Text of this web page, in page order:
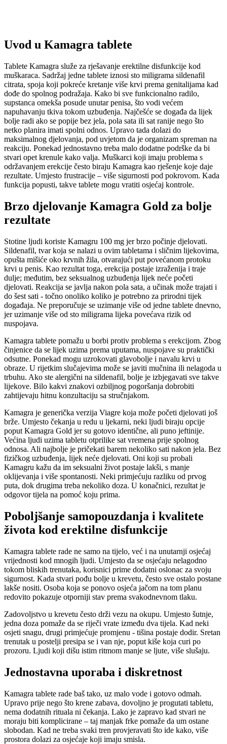
Uvod u Kamagra tablete
Tablete Kamagra služe za rješavanje erektilne disfunkcije kod
muškaraca. Sadržaj jedne tablete iznosi sto miligrama sildenafil
citrata, spoja koji pokreće kretanje više krvi prema genitalijama kad
dođe do spolnog podražaja. Kako bi sve funkcionalno radilo,
supstanca omekša posude unutar penisa, što vodi većem
napuhavanju tkiva tokom uzbuđenja. Najčešće se događa da lijek
bolje radi ako se popije bez jela, pola sata ili sat ranije nego što
netko planira imati spolni odnos. Upravo tada dolazi do
maksimalnog djelovanja, pod uvjetom da je organizam spreman na
reakciju. Ponekad jednostavno treba malo dodatne podrške da bi
stvari opet krenule kako valja. Muškarci koji imaju problema s
održavanjem erekcije često biraju Kamagra kao rješenje koje daje
rezultate. Umjesto frustracije – više sigurnosti pod pokrovom. Kada
funkcija popusti, takve tablete mogu vratiti osjećaj kontrole.
Brzo djelovanje Kamagra Gold za bolje
rezultate
Stotine ljudi koriste Kamagru 100 mg jer brzo počinje djelovati.
Sildenafil, tvar koja se nalazi u ovim tabletama i sličnim lijekovima,
opušta mišiće oko krvnih žila, otvarajući put povećanom protoku
krvi u penis. Kao rezultat toga, erekcija postaje izraženija i traje
dulje; međutim, bez seksualnog uzbuđenja lijek neće početi
djelovati. Reakcija se javlja nakon pola sata, a učinak može trajati i
do šest sati - točno onoliko koliko je potrebno za prirodni tijek
događaja. Ne preporučuje se uzimanje više od jedne tablete dnevno,
jer uzimanje više od sto miligrama lijeka povećava rizik od
nuspojava.
Kamagra tablete pomažu u borbi protiv problema s erekcijom. Zbog
činjenice da se lijek uzima prema uputama, nuspojave su praktički
odsutne. Ponekad mogu uzrokovati glavobolje i navalu krvi u
obraze. U rijetkim slučajevima može se javiti mučnina ili nelagoda u
trbuhu. Ako ste alergični na sildenafil, bolje je izbjegavati sve takve
lijekove. Bilo kakvi znakovi ozbiljnog pogoršanja dobrobiti
zahtijevaju hitnu konzultaciju sa stručnjakom.
Kamagra je generička verzija Viagre koja može početi djelovati još
brže. Umjesto čekanja u redu u ljekarni, neki ljudi biraju opcije
poput Kamagra Gold jer su gotovo identične, ali puno jeftinije.
Većina ljudi uzima tabletu otprilike sat vremena prije spolnog
odnosa. Ali najbolje je pričekati barem nekoliko sati nakon jela. Bez
fizičkog uzbuđenja, lijek neće djelovati. Oni koji su probali
Kamagru kažu da im seksualni život postaje lakši, s manje
oklijevanja i više spontanosti. Neki primjećuju razliku od prvog
puta, dok drugima treba nekoliko doza. U konačnici, rezultat je
odgovor tijela na pomoć koju prima.
Poboljšanje samopouzdanja i kvalitete
života kod erektilne disfunkcije
Kamagra tablete rade ne samo na tijelo, već i na unutarnji osjećaj
vrijednosti kod mnogih ljudi. Umjesto da se osjećaju nelagodno
tokom bliskih trenutaka, korisnici prime dodatni oslonac za svoju
sigurnost. Kada stvari pođu bolje u krevetu, često sve ostalo postane
lakše nositi. Osoba koja se ponovo osjeća jačom na tom planu
redovito pokazuje otporniji stav prema svakodnevnom tlaku.
Zadovoljstvo u krevetu često drži vezu na okupu. Umjesto šutnje,
jedna doza pomaže da se riječi vrate između dva tijela. Kad neki
osjeti snagu, drugi primjećuje promjenu - tišina postaje dodir. Sretan
trenutak u postelji presipa se i van nje, poput kiše koja curi po
prozoru. Ljudi koji dišu istim ritmom manje se ljute, više slušaju.
Jednostavna uporaba i diskretnost
Kamagra tablete rade baš tako, uz malo vode i gotovo odmah.
Upravo prije nego što krene zabava, dovoljno je progutati tabletu,
nema dodatnih rituala ni čekanja. Lako je zapravo kad stvari ne
moraju biti komplicirane – taj manjak frke pomaže da um ostane
slobodan. Kad ne treba svaki tren provjeravati što ide kako, više
prostora dolazi za osjećaje koji imaju smisla.